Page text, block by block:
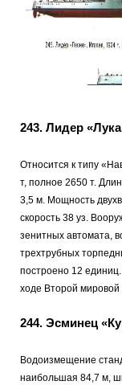
243. Лидер
Относится к типу
т, полное 2650 т.
3,5 м. Мощность
скорость 38 уз.
зенитных автомата,
трехтрубных
построено 12
ходе Второй мировой
244. Эсминец
Водоизмещение
наибольшая 84,7 м,